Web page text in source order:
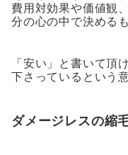
費用対効果や価値観
分の心の中で決める
「安い」と書いて頂
下さっているという
ダメージレスの縮